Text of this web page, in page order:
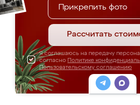
Прикрепить фото
Рассчитать
Я соглашаюсь на передачу
согласно Политике
Пользовательскому соглашению